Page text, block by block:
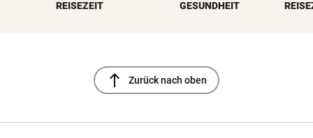
REISEZEIT GESUNDHEIT
north Zurück nach oben